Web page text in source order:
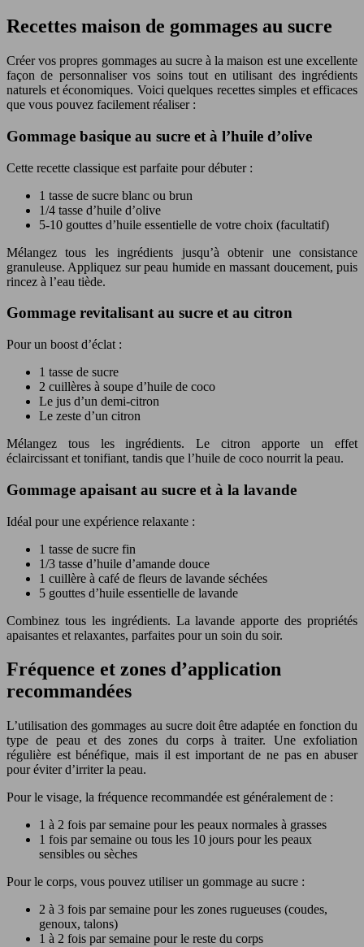
Recettes maison de gommages au sucre
Créer vos propres gommages au sucre à la maison est une excellente
façon de personnaliser vos soins tout en utilisant des ingrédients
naturels et économiques. Voici quelques recettes simples et efficaces
que vous pouvez facilement réaliser :
Gommage basique au sucre et à l’huile d’olive
Cette recette classique est parfaite pour débuter :
1 tasse de sucre blanc ou brun
1/4 tasse d’huile d’olive
5-10 gouttes d’huile essentielle de votre choix (facultatif)
Mélangez tous les ingrédients jusqu’à obtenir une consistance
granuleuse. Appliquez sur peau humide en massant doucement, puis
rincez à l’eau tiède.
Gommage revitalisant au sucre et au citron
Pour un boost d’éclat :
1 tasse de sucre
2 cuillères à soupe d’huile de coco
Le jus d’un demi-citron
Le zeste d’un citron
Mélangez tous les ingrédients. Le citron apporte un effet
éclaircissant et tonifiant, tandis que l’huile de coco nourrit la peau.
Gommage apaisant au sucre et à la lavande
Idéal pour une expérience relaxante :
1 tasse de sucre fin
1/3 tasse d’huile d’amande douce
1 cuillère à café de fleurs de lavande séchées
5 gouttes d’huile essentielle de lavande
Combinez tous les ingrédients. La lavande apporte des propriétés
apaisantes et relaxantes, parfaites pour un soin du soir.
Fréquence et zones d’application
recommandées
L’utilisation des gommages au sucre doit être adaptée en fonction du
type de peau et des zones du corps à traiter. Une exfoliation
régulière est bénéfique, mais il est important de ne pas en abuser
pour éviter d’irriter la peau.
Pour le visage, la fréquence recommandée est généralement de :
1 à 2 fois par semaine pour les peaux normales à grasses
1 fois par semaine ou tous les 10 jours pour les peaux
sensibles ou sèches
Pour le corps, vous pouvez utiliser un gommage au sucre :
2 à 3 fois par semaine pour les zones rugueuses (coudes,
genoux, talons)
1 à 2 fois par semaine pour le reste du corps